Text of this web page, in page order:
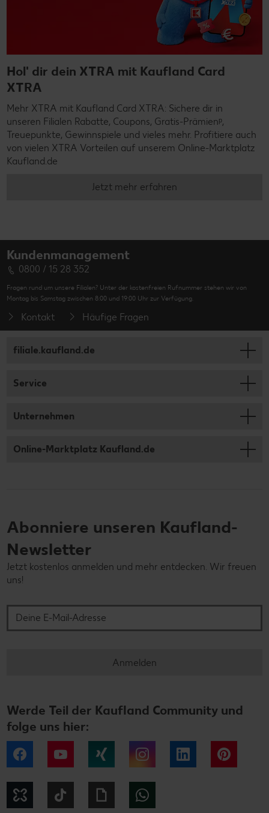
Hol' dir dein XTRA mit Kaufland Card
XTRA
Mehr XTRA mit Kaufland Card XTRA: Sichere dir in
unseren Filialen Rabatte, Coupons, Gratis-Prämienᵖ,
Treuepunkte, Gewinnspiele und vieles mehr. Profitiere auch
von vielen XTRA Vorteilen auf unserem Online-Marktplatz
Kaufland.de
Jetzt mehr erfahren
Kundenmanagement
0800 / 15 28 352
Fragen rund um unsere Filialen? Unter der kostenfreien Rufnummer stehen wir von
Montag bis Samstag zwischen 8:00 und 19:00 Uhr zur Verfügung.
Kontakt Häufige Fragen
filiale.kaufland.de
Service
Unternehmen
Online-Marktplatz Kaufland.de
Abonniere unseren Kaufland-
Newsletter
Jetzt kostenlos anmelden und mehr entdecken. Wir freuen
uns!
Anmelden
Werde Teil der Kaufland Community und
folge uns hier:
Facebook YouTube Instagram LinkedIn
Kununu Giphy